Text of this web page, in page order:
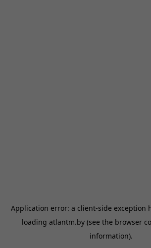
Application error: a client-side exception
loading atlantm.by (see the browser
information).